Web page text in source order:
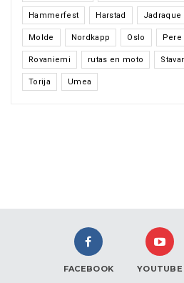
Hammerfest Harstad Jadraque
Molde Nordkapp Oslo Pere
Rovaniemi rutas en moto
Torija Umea
FACEBOOK YOUTUBE